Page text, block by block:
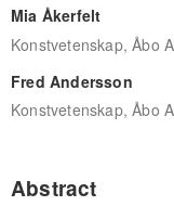
Mia Åkerfelt
Konstvetenskap, Åbo
Fred Andersson
Konstvetenskap, Åbo
Abstract